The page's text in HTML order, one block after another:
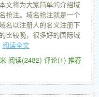
文将为大家简单的介绍域
抢注。域名抢注就是一个
名以注册人的名义注册下
比较晚，很多好的国际域
阅读全文
阅读(2482) 评论(1) 推荐